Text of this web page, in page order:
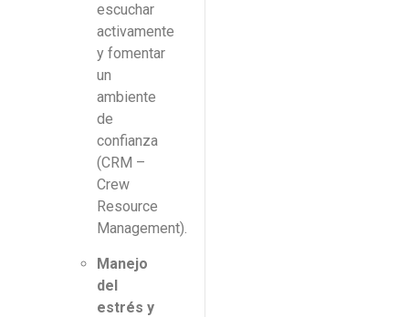
escuchar
activamente
y fomentar
un
ambiente
de
confianza
(CRM –
Crew
Resource
Management).
Manejo
del
estrés y